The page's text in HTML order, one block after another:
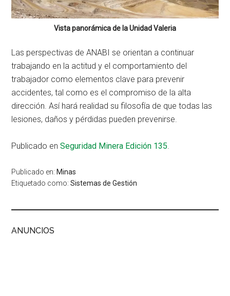
Vista panorámica de la Unidad Valeria
Las perspectivas de ANABI se orientan a continuar
trabajando en la actitud y el comportamiento del
trabajador como elementos clave para prevenir
accidentes, tal como es el compromiso de la alta
dirección. Así hará realidad su filosofía de que todas las
lesiones, daños y pérdidas pueden prevenirse.
Publicado enSeguridad Minera Edición 135
Publicado en:Minas
Etiquetado como:Sistemas de Gestión
ANUNCIOS